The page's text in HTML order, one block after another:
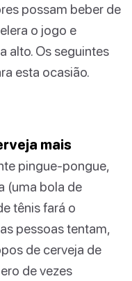
possam beber de
o jogo e
alto. Os seguintes
esta ocasião.
mais
pingue-pongue,
(uma bola de
tênis fará o
pessoas tentam,
de cerveja de
de vezes